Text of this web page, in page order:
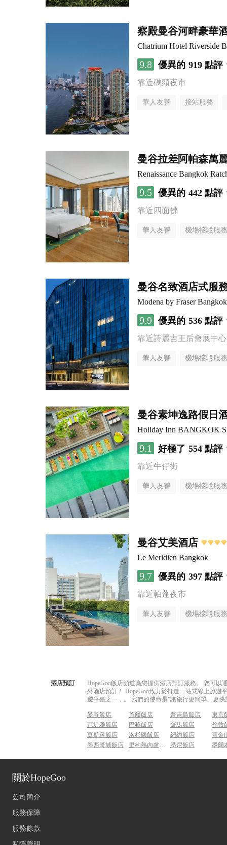
察殿曼谷河畔豪華
Chatrium Hotel Riverside
9.8 優異的 919 點評
靠近碼頭夜市
華人友善 接站服務
曼谷拉差阿帕森萬
Renaissance Bangkok
9.5 優異的 442 點評
靠近四面佛
華人友善 機場接駁服務
曼谷名致酒店式服
Modena by Fraser Bangkok
9.9 優異的 536 點評
靠近詩麗吉王后會展中心
華人友善 機場接駁服務
曼谷素坤逸路假日
Holiday Inn BANGKOK
9.1 好極了 554 點評
靠近牛仔街
華人友善 機場接駁服務
曼谷艾美酒店
Le Meridien Bangkok
9.7 優異的 397 點評
靠近帕蓬夜市
華人友善 機場接駁服務
酒店預訂
HopeGoo飯店頻道為您提供酒店預訂服務。 您可
外酒店預訂！ HopeGoo致力於打造一站式線上旅
遊平臺之一，。 我們的使命是“讓旅行更簡單、更
曼谷飯店 首爾飯店 普吉島飯店
東京
芭堤雅飯店
巴黎飯店 羅馬飯店
倫敦
莫斯科飯店
洛杉磯飯店 紐約飯店
舊金
墨西哥城飯店
里約熱內盧飯店 悉尼飯店 墨爾
關於HopeGoo
公司簡介
服務保障
服務條款